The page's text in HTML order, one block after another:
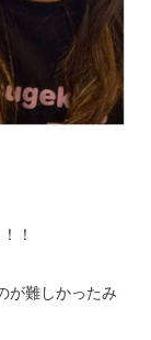
！
が難しかったみ